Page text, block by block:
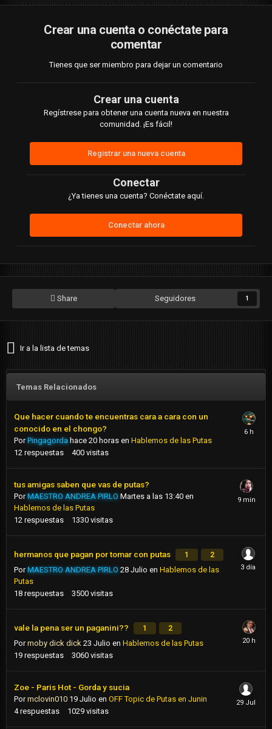
Crear una cuenta o conéctate para
comentar
Tienes que ser miembro para dejar un comentario
Crear una cuenta
Regístrese para obtener una cuenta nueva en nuestra
comunidad. ¡Es fácil!
Registrar una nueva cuenta
Conectar
¿Ya tienes una cuenta? Conéctate aquí.
Conectar ahora
Share Seguidores 1
Ir a la lista de temas
Temas Relacionados
Que hacer cuando te encuentras cara a cara con un
conocido en el chongo?
PorPingagorda hace 20 horas en Hablemos de las Putas
12 respuestas 400 visitas
tus amigas saben que vas de putas?
PorMAESTRO ANDREA PIRLO Martes a las 13:40 en
Hablemos de las Putas
12 respuestas 1330 visitas
hermanos que pagan por tomar con putas 1 2
PorMAESTRO ANDREA PIRLO 28 Julio en Hablemos de las
Putas
18 respuestas 3500 visitas
vale la pena ser un paganini?? 1 2
Pormoby dick dick 23 Julio en Hablemos de las Putas
19 respuestas 3060 visitas
Zoe - Paris Hot - Gorda y sucia
Pormclovin010 19 Julio en OFF Topic de Putas en Junin
4 respuestas 1029 visitas